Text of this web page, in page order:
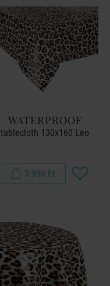
WATERPROOF
tablecloth 130x160 Leo
3 990 Ft